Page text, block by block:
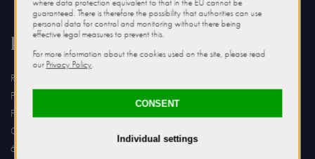
kontakt
Relais & Châteaux Hotel Tennerhof
Pasquali GmbH & Co. KG
Familie Luigi von Pasquali
Griesenauweg 26
6370 Kitzbühel